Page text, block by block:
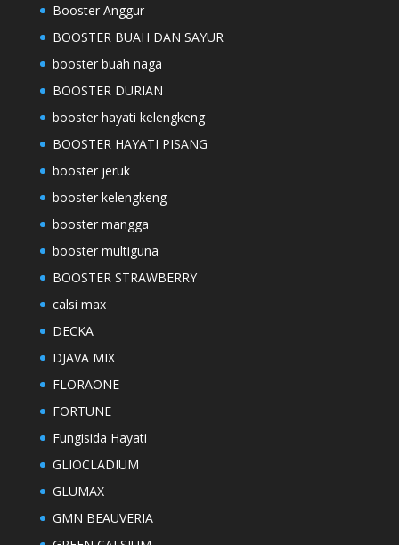
Booster Anggur
BOOSTER BUAH DAN SAYUR
booster buah naga
BOOSTER DURIAN
booster hayati kelengkeng
BOOSTER HAYATI PISANG
booster jeruk
booster kelengkeng
booster mangga
booster multiguna
BOOSTER STRAWBERRY
calsi max
DECKA
DJAVA MIX
FLORAONE
FORTUNE
Fungisida Hayati
GLIOCLADIUM
GLUMAX
GMN BEAUVERIA